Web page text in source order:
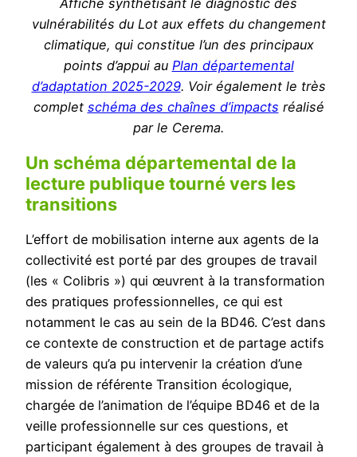
Affiche synthétisant le diagnostic des
vulnérabilités du Lot aux effets du changement
climatique, qui constitue l’un des principaux
points d’appui au Plan départemental
d’adaptation 2025-2029. Voir également le très
complet schéma des chaînes d’impacts réalisé
par le Cerema.
Un schéma départemental de la
lecture publique tourné vers les
transitions
L’effort de mobilisation interne aux agents de la
collectivité est porté par des groupes de travail
(les « Colibris ») qui œuvrent à la transformation
des pratiques professionnelles, ce qui est
notamment le cas au sein de la BD46. C’est dans
ce contexte de construction et de partage actifs
de valeurs qu’a pu intervenir la création d’une
mission de référente Transition écologique,
chargée de l’animation de l’équipe BD46 et de la
veille professionnelle sur ces questions, et
participant également à des groupes de travail à